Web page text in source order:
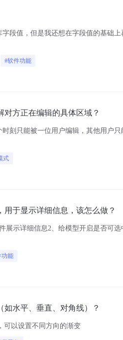
段值，但是我还想在字段值的基础
#软件功能
方正在编辑的具体区域？
刻只能被一位用户编辑，其他用户
式
于显示详细信息，该怎么做？
展示详细信息2、给模型开启是否可
功能
水平、垂直、对角线）？
可以设置不同方向的渐变